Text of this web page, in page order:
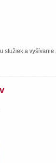
stužiek a vyšívanie